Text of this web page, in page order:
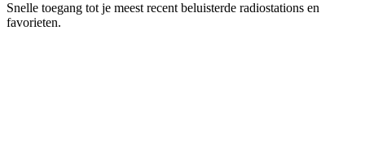
Snelle toegang tot je meest recent beluisterde radiostations en
favorieten.